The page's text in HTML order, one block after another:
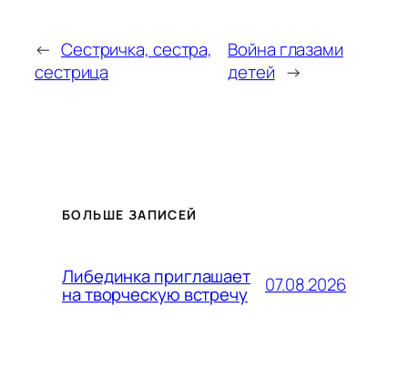
← Сестричка, сестра,
сестрица
Война глазами
детей →
БОЛЬШЕ ЗАПИСЕЙ
Либединка приглашает
на творческую встречу 07.08.2026